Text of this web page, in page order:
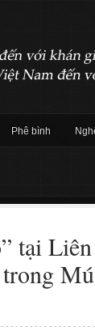
Phê bình
tại